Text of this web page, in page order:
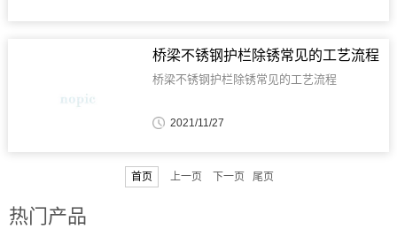
桥梁不锈钢护栏除锈常见的工艺流程
桥梁不锈钢护栏除锈常见的工艺流程
2021/11/27
首页 上一页 下一页 尾页
热门产品